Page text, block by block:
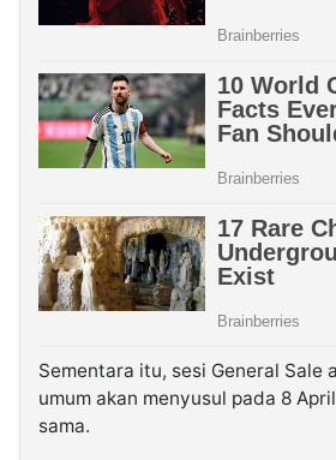
Sementara itu, sesi General Sale
umum akan menyusul pada 8
sama.